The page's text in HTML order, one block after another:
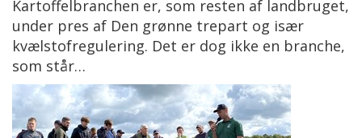
Kartoffelbranchen er, som resten af landbruget,
under pres af Den grønne trepart og især
kvælstofregulering. Det er dog ikke en branche,
som står…